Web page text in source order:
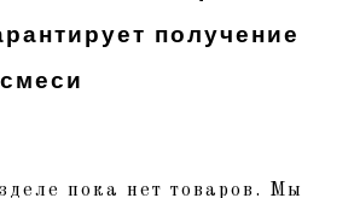
получение
пока нет товаров. Мы